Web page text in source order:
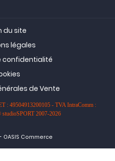
du site
légales
confidentialité
de Vente
: 49504913200105 - TVA IntraComm :
2007-2026
OASIS Commerce